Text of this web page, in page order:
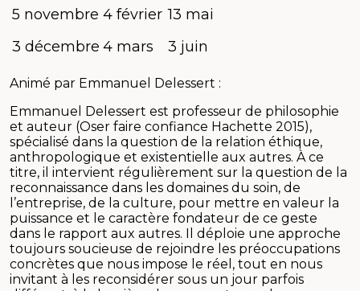
5 novembre 4 février 13 mai
3 décembre 4 mars 3 juin
Animé par Emmanuel Delessert :
Emmanuel Delessert est professeur de philosophie
et auteur (Oser faire confiance Hachette 2015),
spécialisé dans la question de la relation éthique,
anthropologique et existentielle aux autres. À ce
titre, il intervient régulièrement sur la question de la
reconnaissance dans les domaines du soin, de
l’entreprise, de la culture, pour mettre en valeur la
puissance et le caractère fondateur de ce geste
dans le rapport aux autres. Il déploie une approche
toujours soucieuse de rejoindre les préoccupations
concrètes que nous impose le réel, tout en nous
invitant à les reconsidérer sous un jour parfois